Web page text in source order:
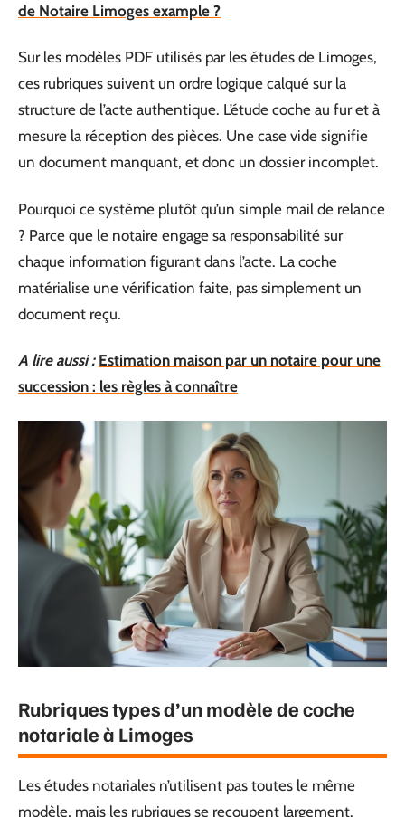
de Notaire Limoges example ?
Sur les modèles PDF utilisés par les études de Limoges,
ces rubriques suivent un ordre logique calqué sur la
structure de l’acte authentique. L’étude coche au fur et à
mesure la réception des pièces. Une case vide signifie
un document manquant, et donc un dossier incomplet.
Pourquoi ce système plutôt qu’un simple mail de relance
? Parce que le notaire engage sa responsabilité sur
chaque information figurant dans l’acte. La coche
matérialise une vérification faite, pas simplement un
document reçu.
A lire aussi : Estimation maison par un notaire pour une
succession : les règles à connaître
Rubriques types d’un modèle de coche
notariale à Limoges
Les études notariales n’utilisent pas toutes le même
modèle, mais les rubriques se recoupent largement.